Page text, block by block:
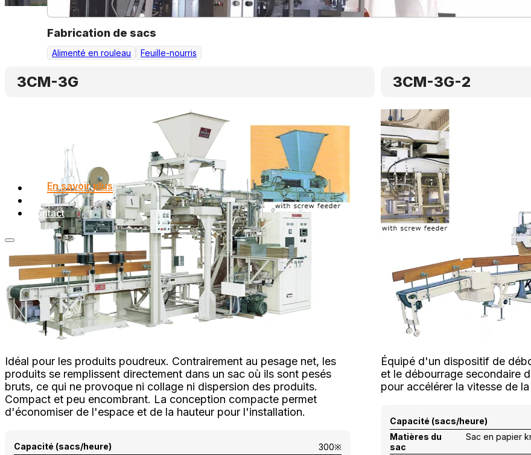
Fabrication de sacs
Alimenté en rouleau Feuille-nourris
En savoir plus
A propos de
Faits
Contact
3CM-3G
Idéal pour les produits poudreux. Contrairement au pesage net, les
produits se remplissent directement dans un sac où ils sont pesés
bruts, ce qui ne provoque ni collage ni dispersion des produits.
Compact et peu encombrant. La conception compacte permet
d'économiser de l'espace et de la hauteur pour l'installation.
Capacité (sacs/heure)
300※
3CM-3G-2
Équipé d'un dispositif de
et le débourrage secondaire
pour accélérer la vitesse de
Capacité (sacs/heure)
Matières du
sac
Sac en papier